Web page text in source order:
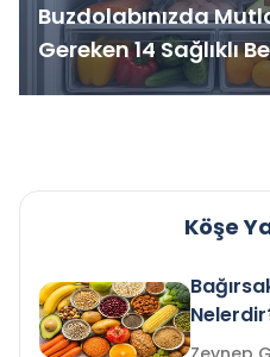
Buzdolabınızda
Gereken 14 Sağlıklı
Köşe